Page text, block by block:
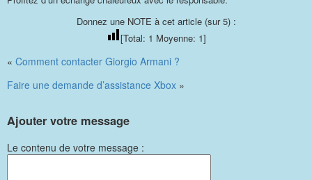
Donnez une NOTE à cet article (sur 5) :
[Total: 1 Moyenne: 1]
« Comment contacter Giorgio Armani ?
Faire une demande d’assistance Xbox »
Ajouter votre message
Le contenu de votre message :